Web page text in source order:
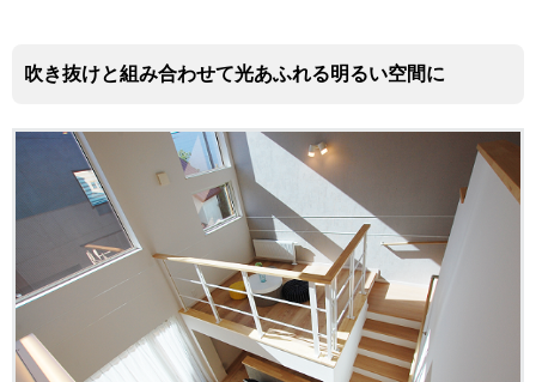
吹き抜けと組み合わせて光あふれる明るい空間に